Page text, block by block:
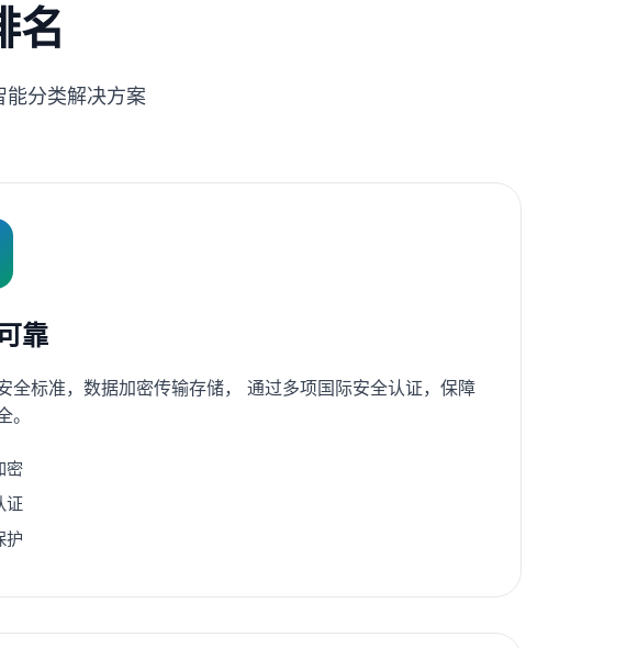
名
能分类解决方案
靠
全标准，数据加密传输存储， 通过多项国际安全认证，保障
。
密
证
护